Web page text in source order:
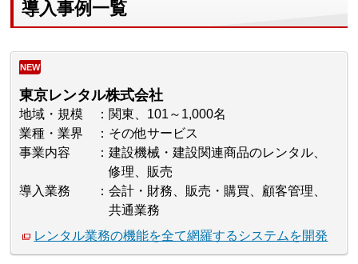
導入事例一覧
東京レンタル株式会社
地域・規模
関東、101～1,000名
業種・業界
その他サービス
事業内容
建設機械・建設関連商品のレンタル、
修理、販売
導入業務
会計・財務、販売・購買、顧客管理、
共通業務
レンタル業務の機能を全て網羅するシステムを開発
NEW